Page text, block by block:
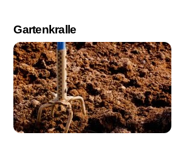
Gartenkralle